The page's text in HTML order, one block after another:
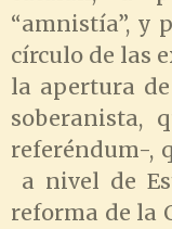
“amnistía”, y
círculo de las
la apertura
soberanista,
referéndum-,
a nivel de
reforma de la